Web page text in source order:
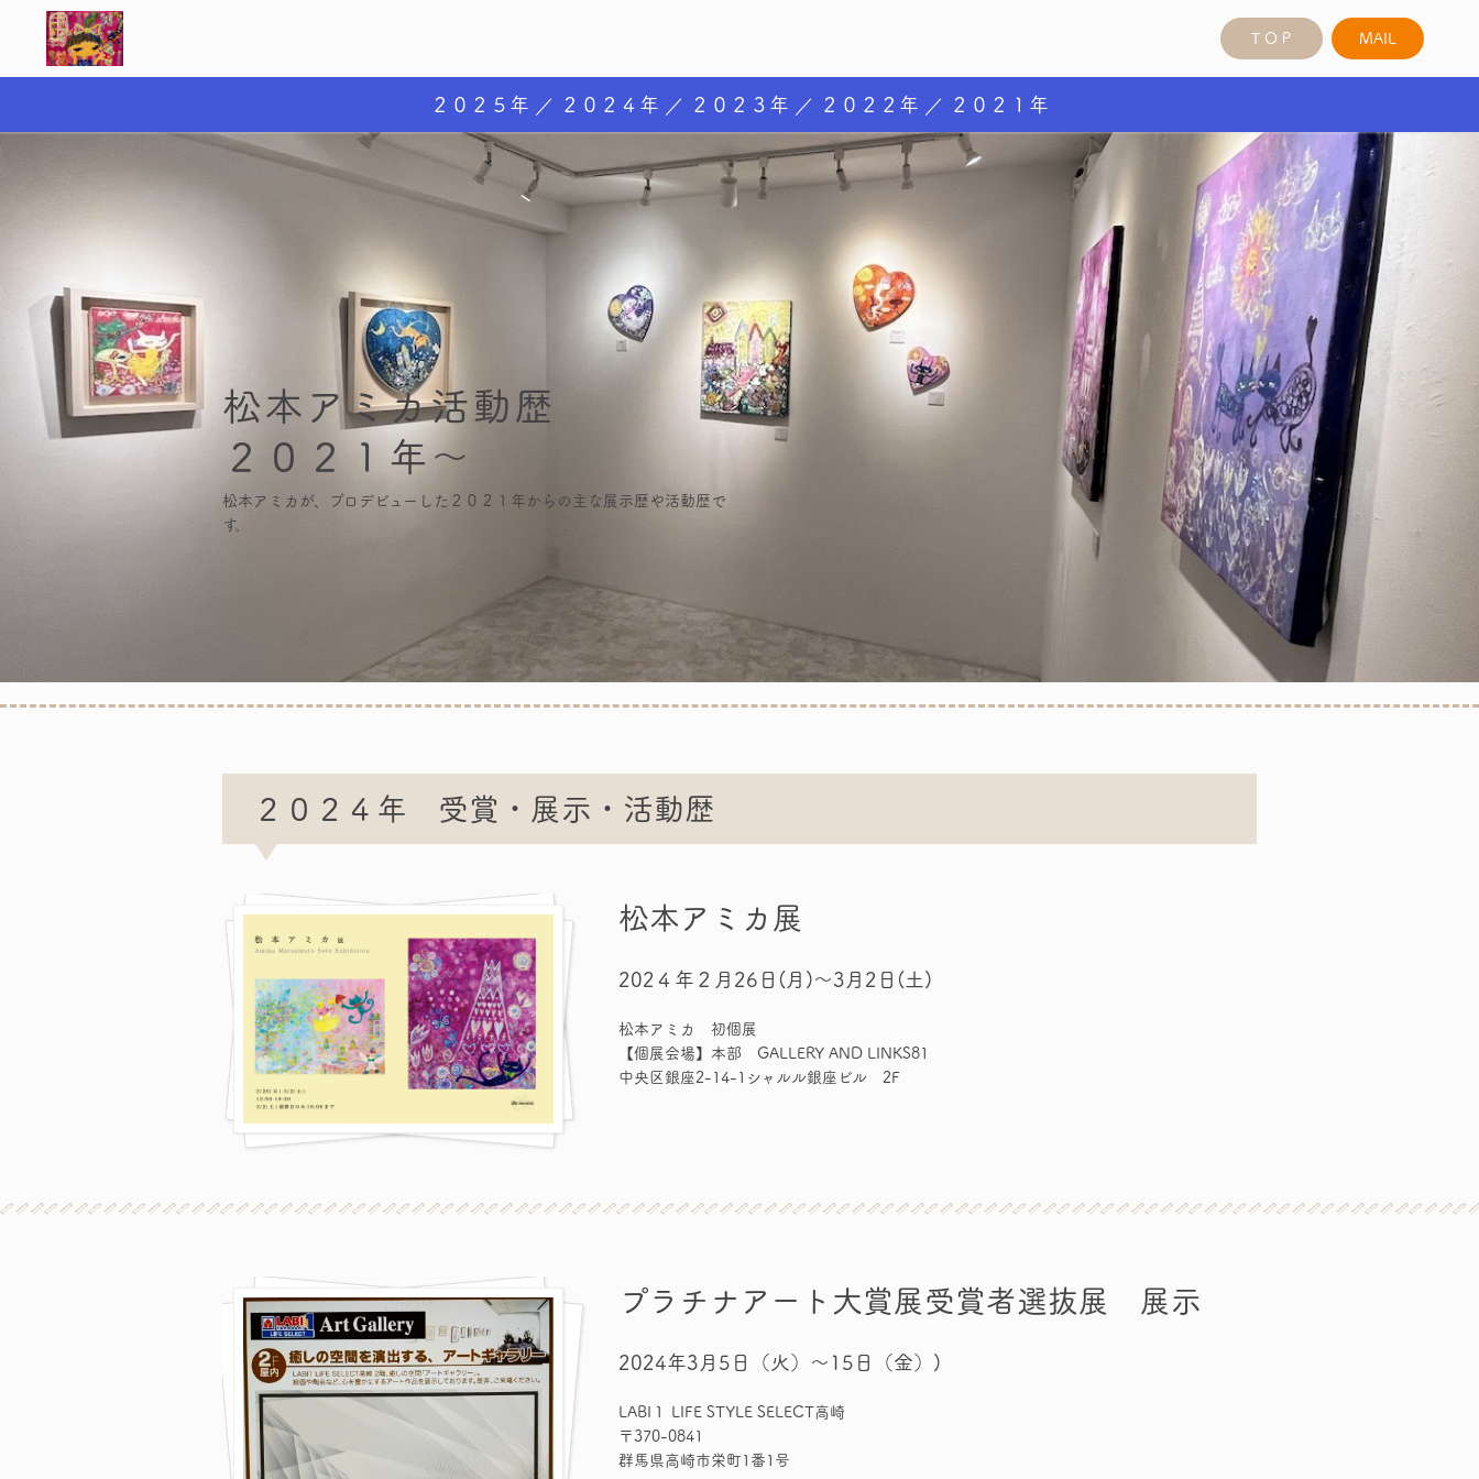
ＴＯＰ MAIL
２０２５年 ２０２４年 ２０２３年 ２０２２年 ２０２１年
松本アミカ活動歴
２０２１年～
松本アミカが、プロデビューした２０２１年からの主な展示歴や活動歴で
す。
２０２４年 受賞・展示・活動歴
松本アミカ展
202４年２月26日(月)～3月2日(土)
松本アミカ 初個展
【個展会場】本部 GALLERY AND LINKS81
中央区銀座2-14-1シャルル銀座ビル 2F
プラチナアート大賞展受賞者選抜展 展示
2024年3月5日（火）～15日（金）)
LABI１ LIFE STYLE SELECT高崎
〒370-0841
群馬県高崎市栄町1番1号